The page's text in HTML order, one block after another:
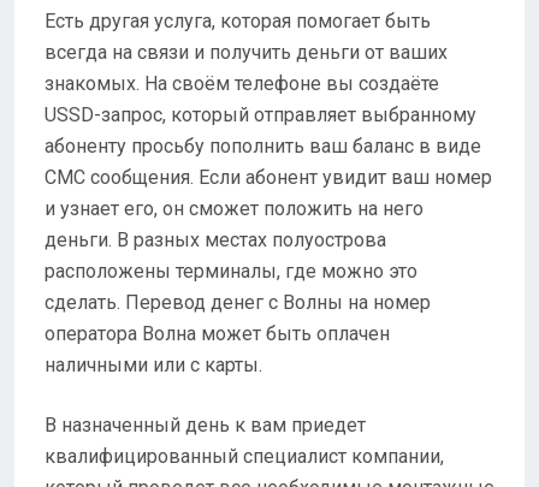
Есть другая услуга, которая помогает быть
всегда на связи и получить деньги от ваших
знакомых. На своём телефоне вы создаёте
USSD-запрос, который отправляет выбранному
абоненту просьбу пополнить ваш баланс в виде
СМС сообщения. Если абонент увидит ваш номер
и узнает его, он сможет положить на него
деньги. В разных местах полуострова
расположены терминалы, где можно это
сделать. Перевод денег с Волны на номер
оператора Волна может быть оплачен
наличными или с карты.
В назначенный день к вам приедет
квалифицированный специалист компании,